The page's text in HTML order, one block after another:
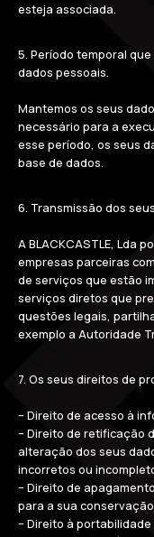
esteja associada.
5. Período temporal que
dados pessoais.
Mantemos os seus
necessário para a
esse período, os seus
base de dados.
6. Transmissão dos
A BLACKCASTLE, Lda
empresas parceiras
de serviços que estão
serviços diretos que
questões legais,
exemplo a Autoridade
7. Os seus direitos de
– Direito de acesso à
– Direito de retificação
alteração dos seus
incorretos ou
– Direito de
para a sua
– Direito à